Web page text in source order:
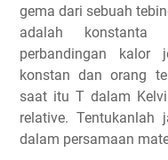
gema dari sebuah
adalah konstanta
perbandingan kalor
konstan dan orang
saat itu T dalam
relative. Tentukanlah
dalam persamaan